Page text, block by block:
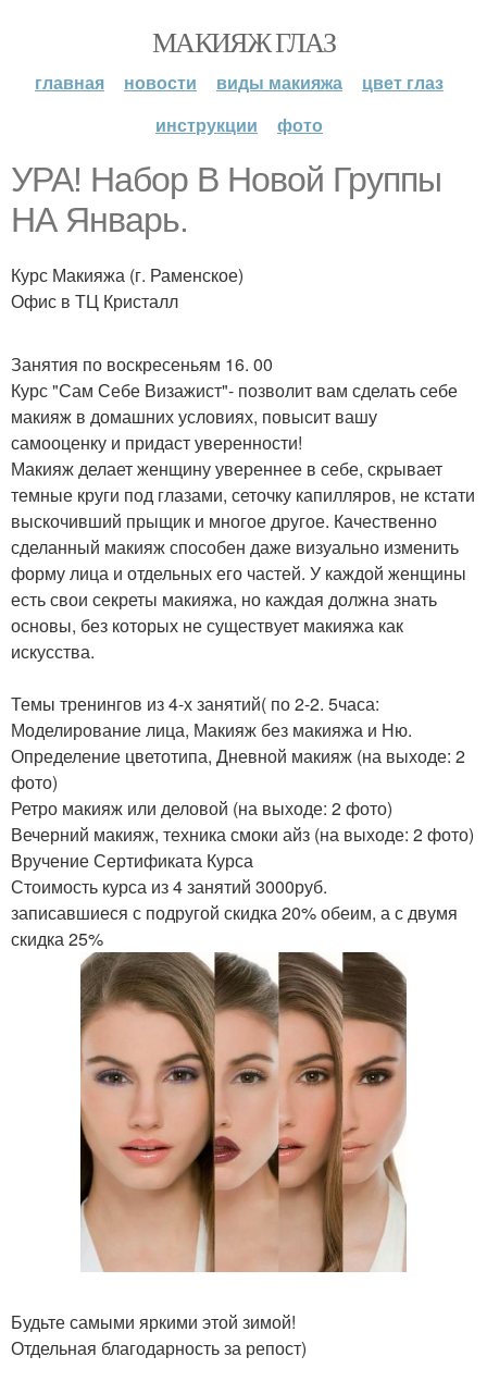
МАКИЯЖ ГЛАЗ
главная новости виды макияжа
цвет глаз
инструкции
фото
УРА! Набор В Новой Группы
НА Январь.
Курс Макияжа (г. Раменское)
Офис в ТЦ Кристалл
Занятия по воскресеньям 16. 00
Курс "Сам Себе Визажист"- позволит вам сделать себе
макияж в домашних условиях, повысит вашу
самооценку и придаст уверенности!
Макияж делает женщину увереннее в себе, скрывает
темные круги под глазами, сеточку капилляров, не кстати
выскочивший прыщик и многое другое. Качественно
сделанный макияж способен даже визуально изменить
форму лица и отдельных его частей. У каждой женщины
есть свои секреты макияжа, но каждая должна знать
основы, без которых не существует макияжа как
искусства.
Темы тренингов из 4-х занятий( по 2-2. 5часа:
Моделирование лица, Макияж без макияжа и Ню.
Определение цветотипа, Дневной макияж (на выходе: 2
фото)
Ретро макияж или деловой (на выходе: 2 фото)
Вечерний макияж, техника смоки айз (на выходе: 2 фото)
Вручение Сертификата Курса
Стоимость курса из 4 занятий 3000руб.
записавшиеся с подругой скидка 20% обеим, а с двумя
скидка 25%
Будьте самыми яркими этой зимой!
Отдельная благодарность за репост)